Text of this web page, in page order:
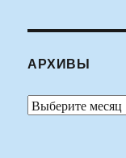
АРХИВЫ
Архивы